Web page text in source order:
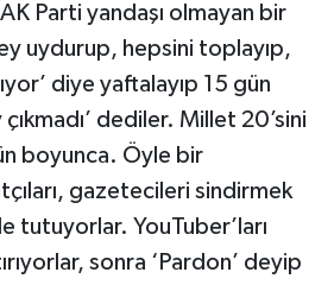
Parti yandaşı olmayan bir
uydurup, hepsini toplayıp,
diye yaftalayıp 15 gün
dediler. Millet 20’sini
boyunca. Öyle bir
gazetecileri sindirmek
tutuyorlar. YouTuber’ları
sonra ‘Pardon’ deyip